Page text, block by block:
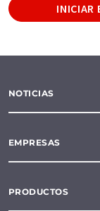
INICIAR
NOTICIAS
EMPRESAS
PRODUCTOS